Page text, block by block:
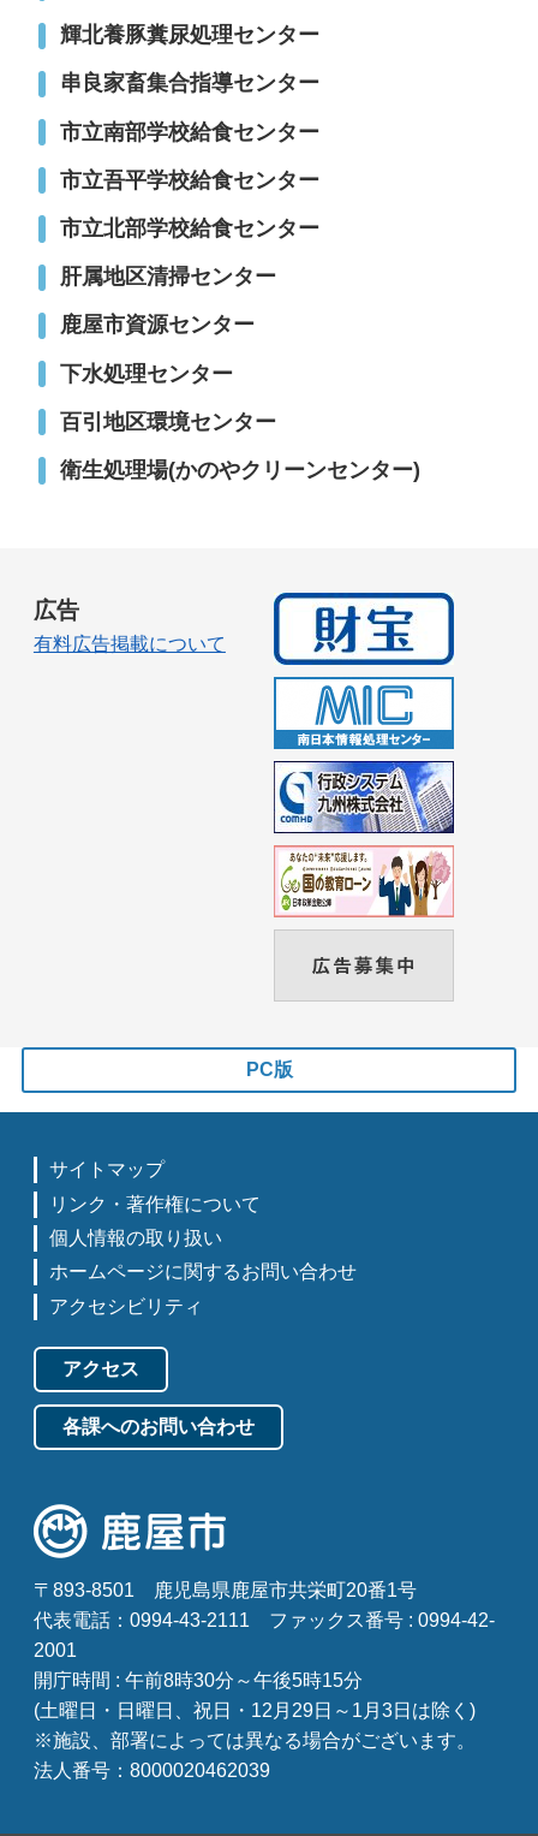
輝北養豚糞尿処理センター
串良家畜集合指導センター
市立南部学校給食センター
市立吾平学校給食センター
市立北部学校給食センター
肝属地区清掃センター
鹿屋市資源センター
下水処理センター
百引地区環境センター
衛生処理場(かのやクリーンセンター)
広告
有料広告掲載について
PC版
サイトマップ
リンク・著作権について
個人情報の取り扱い
ホームページに関するお問い合わせ
アクセシビリティ
アクセス
各課へのお問い合わせ
〒893-8501
鹿児島県鹿屋市共栄町20番1号
代表電話：0994-43-2111
ファックス番号 : 0994-42-
2001
開庁時間 : 午前8時30分～午後5時15分
(土曜日・日曜日、祝日・12月29日～1月3日は除く)
※施設、部署によっては異なる場合がございます。
法人番号：8000020462039